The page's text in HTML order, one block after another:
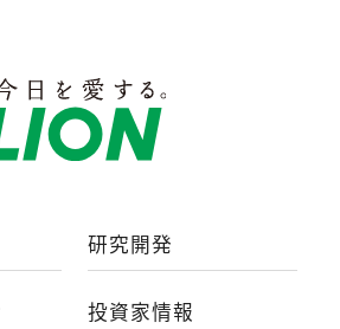
研究開発
投資家情報